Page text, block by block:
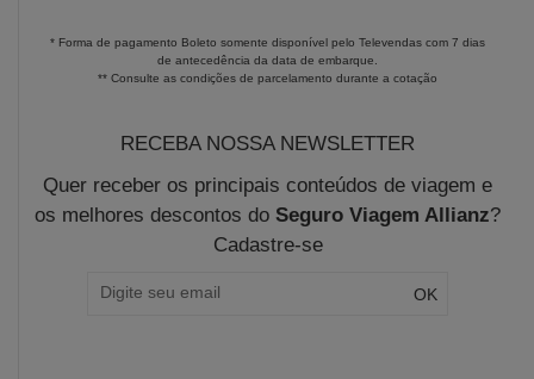
* Forma de pagamento Boleto somente disponível pelo Televendas com 7 dias
de antecedência da data de embarque.
** Consulte as condições de parcelamento durante a cotação
RECEBA NOSSA NEWSLETTER
Quer receber os principais conteúdos de viagem e
os melhores descontos do Seguro Viagem Allianz?
Cadastre-se